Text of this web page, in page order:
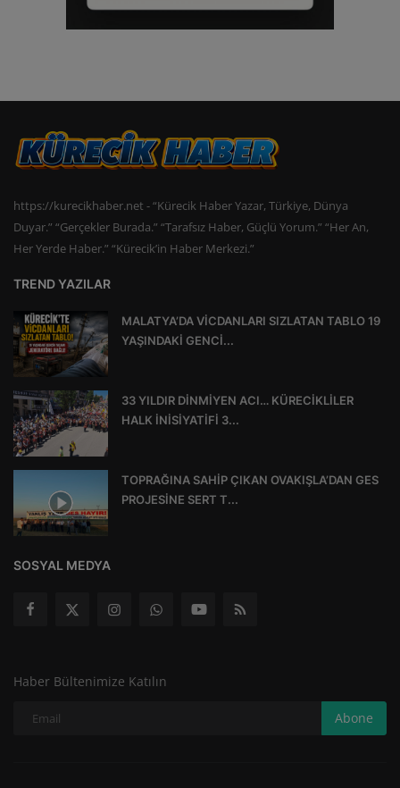
https://kurecikhaber.net - “Kürecik Haber Yazar, Türkiye, Dünya
Duyar.” “Gerçekler Burada.” “Tarafsız Haber, Güçlü Yorum.” “Her An,
Her Yerde Haber.” “Kürecik’in Haber Merkezi.”
TREND YAZILAR
MALATYA’DA VİCDANLARI SIZLATAN TABLO 19
YAŞINDAKİ GENCİ...
33 YILDIR DİNMİYEN ACI… KÜRECİKLİLER
HALK İNİSİYATİFİ 3...
TOPRAĞINA SAHİP ÇIKAN OVAKIŞLA’DAN GES
PROJESİNE SERT T...
SOSYAL MEDYA
Haber Bültenimize Katılın
Abone